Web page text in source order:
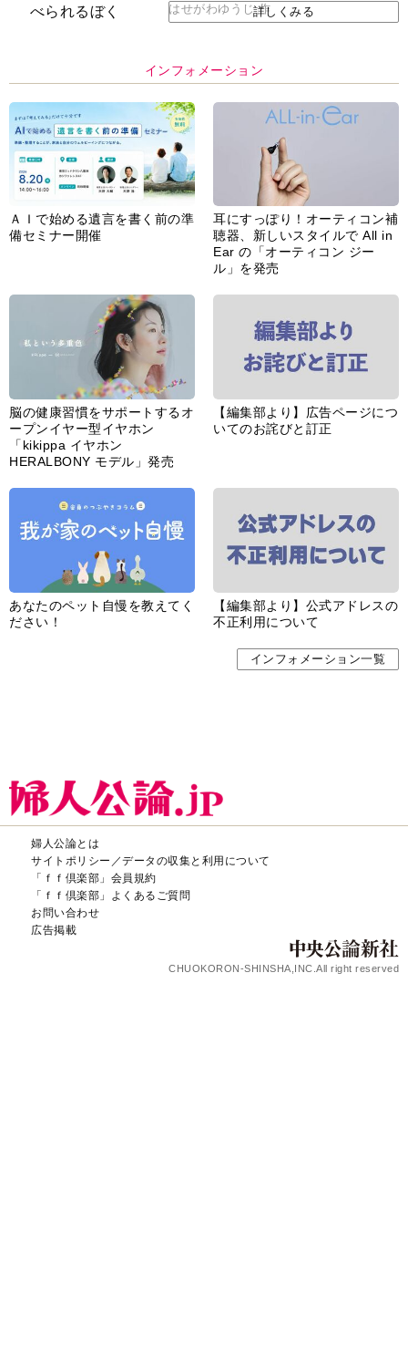
はせがわゆうじ 作詳しくみる
インフォメーション
ＡＩで始める遺言を書く前の準
備セミナー開催
耳にすっぽり！オーティコン補
聴器、新しいスタイルで All in
Ear の「オーティコン ジー
ル」を発売
脳の健康習慣をサポートするオ
ープンイヤー型イヤホン
「kikippa イヤホン
HERALBONY モデル」発売
【編集部より】広告ページにつ
いてのお詫びと訂正
あなたのペット自慢を教えてく
ださい！
【編集部より】公式アドレスの
不正利用について
インフォメーション一覧
婦人公論とは
サイトポリシー／データの収集と利用について
「ｆｆ倶楽部」会員規約
「ｆｆ倶楽部」よくあるご質問
お問い合わせ
広告掲載
CHUOKORON-SHINSHA,INC.All right reserved